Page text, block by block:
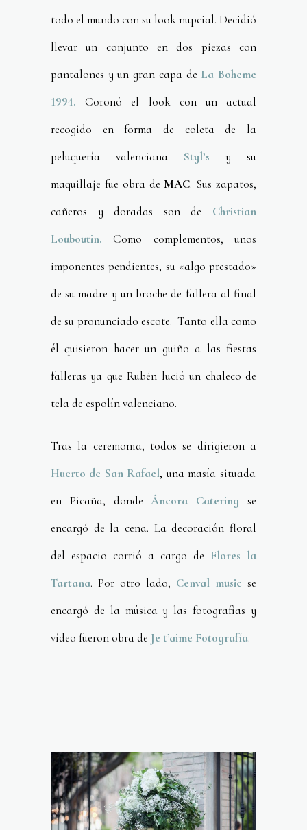
todo el mundo con su look nupcial. Decidió
llevar un conjunto en dos piezas con
pantalones y un gran capa de La Boheme
1994. Coronó el look con un actual
recogido en forma de coleta de la
peluquería valenciana Styl’s
y su
maquillaje fue obra de MAC. Sus zapatos,
cañeros y doradas son de Christian
Louboutin. Como complementos, unos
imponentes pendientes, su «algo prestado»
de su madre y un broche de fallera al final
de su pronunciado escote. Tanto ella como
él quisieron hacer un guiño a las fiestas
falleras ya que Rubén lució un chaleco de
tela de espolín valenciano.
Tras la ceremonia, todos se dirigieron a
Huerto de San Rafael, una masía situada
en Picaña, dondeÁncora Catering se
encargó de la cena. La decoración floral
del espacio corrió a cargo de Flores la
Tartana. Por otro lado, Cenval music se
encargó de la música y las fotografías y
vídeo fueron obra de Je t’aime Fotografía.